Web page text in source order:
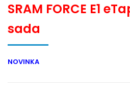
SRAM FORCE E1
sada
NOVINKA